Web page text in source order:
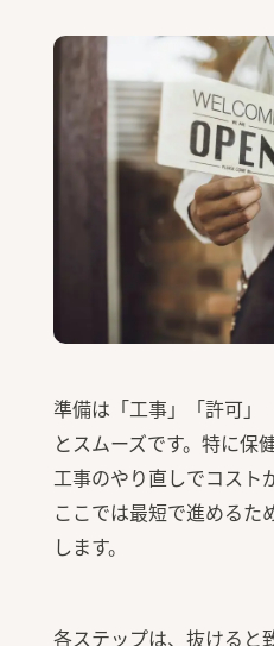
準備は「工事」「許可」
とスムーズです。特に保
工事のやり直しでコスト
ここでは最短で進めるた
します。
各ステップは、抜けると